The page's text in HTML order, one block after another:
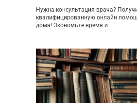
Нужна консультация врача?
квалифицированную онлайн
дома! Экономьте время и